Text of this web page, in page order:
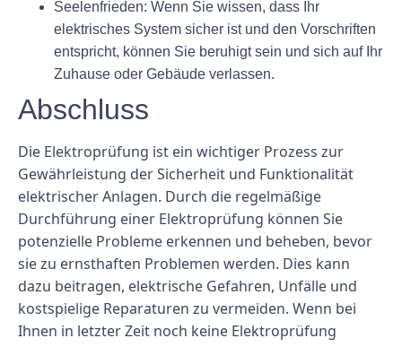
Seelenfrieden: Wenn Sie wissen, dass Ihr
elektrisches System sicher ist und den Vorschriften
entspricht, können Sie beruhigt sein und sich auf Ihr
Zuhause oder Gebäude verlassen.
Abschluss
Die Elektroprüfung ist ein wichtiger Prozess zur
Gewährleistung der Sicherheit und Funktionalität
elektrischer Anlagen. Durch die regelmäßige
Durchführung einer Elektroprüfung können Sie
potenzielle Probleme erkennen und beheben, bevor
sie zu ernsthaften Problemen werden. Dies kann
dazu beitragen, elektrische Gefahren, Unfälle und
kostspielige Reparaturen zu vermeiden. Wenn bei
Ihnen in letzter Zeit noch keine Elektroprüfung